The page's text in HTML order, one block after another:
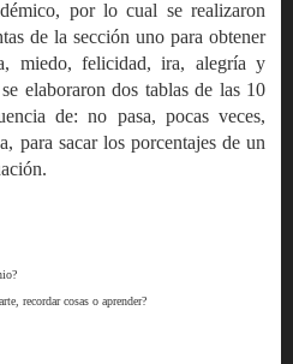
por lo cual se realizaron
de la sección uno para obtener
miedo, felicidad, ira, alegría y
elaboraron dos tablas de las 10
de: no pasa, pocas veces,
para sacar los porcentajes de un
recordar cosas o aprender?